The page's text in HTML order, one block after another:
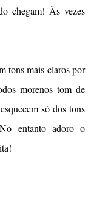
chegam! Às vezes
tons mais claros por
morenos tom de
só dos tons
entanto adoro o